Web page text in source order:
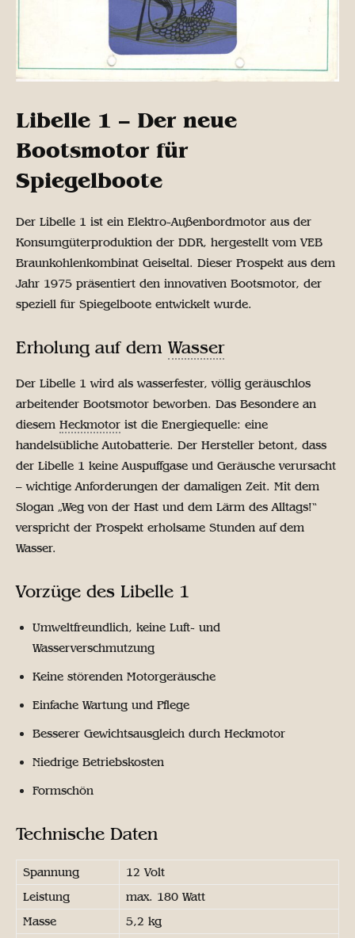
Libelle 1 – Der neue
Bootsmotor für
Spiegelboote
Der Libelle 1 ist ein Elektro-Außenbordmotor aus der
Konsumgüterproduktion der DDR, hergestellt vom VEB
Braunkohlenkombinat Geiseltal. Dieser Prospekt aus dem
Jahr 1975 präsentiert den innovativen Bootsmotor, der
speziell für Spiegelboote entwickelt wurde.
Erholung auf dem Wasser
Der Libelle 1 wird als wasserfester, völlig geräuschlos
arbeitender Bootsmotor beworben. Das Besondere an
diesem Heckmotor ist die Energiequelle: eine
handelsübliche Autobatterie. Der Hersteller betont, dass
der Libelle 1 keine Auspuffgase und Geräusche verursacht
– wichtige Anforderungen der damaligen Zeit. Mit dem
Slogan „Weg von der Hast und dem Lärm des Alltags!“
verspricht der Prospekt erholsame Stunden auf dem
Wasser.
Vorzüge des Libelle 1
Umweltfreundlich, keine Luft- und
Wasserverschmutzung
Keine störenden Motorgeräusche
Einfache Wartung und Pflege
Besserer Gewichtsausgleich durch Heckmotor
Niedrige Betriebskosten
Formschön
Technische Daten
Spannung
12 Volt
Leistung
max. 180 Watt
Masse
5,2 kg